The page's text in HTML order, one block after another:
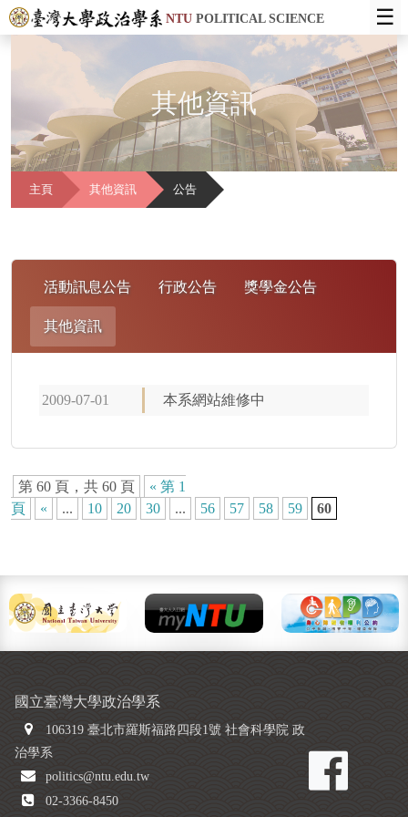
NTUPOLITICAL SCIENCE ☰
其他資訊
主頁 其他資訊 公告
活動訊息公告 行政公告 獎學金公告
其他資訊
2009-07-01 本系網站維修中
第 60 頁，共 60 頁
« 第 1
頁
« ... 10 20 30 ... 56 57 58 59 60
國立臺灣大學政治學系
106319 臺北市羅斯福路四段1號 社會科學院 政
治學系
politics@ntu.edu.tw
02-3366-8450